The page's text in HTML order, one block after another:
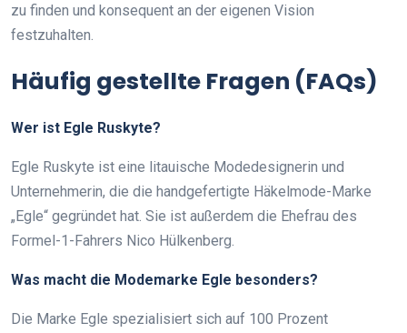
zu finden und konsequent an der eigenen Vision
festzuhalten.
Häufig gestellte Fragen (FAQs)
Wer ist Egle Ruskyte?
Egle Ruskyte ist eine litauische Modedesignerin und
Unternehmerin, die die handgefertigte Häkelmode-Marke
„Egle“ gegründet hat. Sie ist außerdem die Ehefrau des
Formel-1-Fahrers Nico Hülkenberg.
Was macht die Modemarke Egle besonders?
Die Marke Egle spezialisiert sich auf 100 Prozent